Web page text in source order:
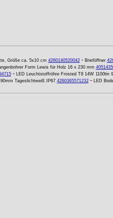
Größe ca. 5x10 cm 4260140520042- Brieföffner
Form Lewis für Holz 16 x 230 mm
- LED Leuchtstoffröhre Frosted T8 14W 1100lm
Tageslichtweiß IP67 4260365571232- LED